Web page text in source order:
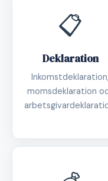
📋
Deklaration
Inkomstdeklaration,
momsdeklaration